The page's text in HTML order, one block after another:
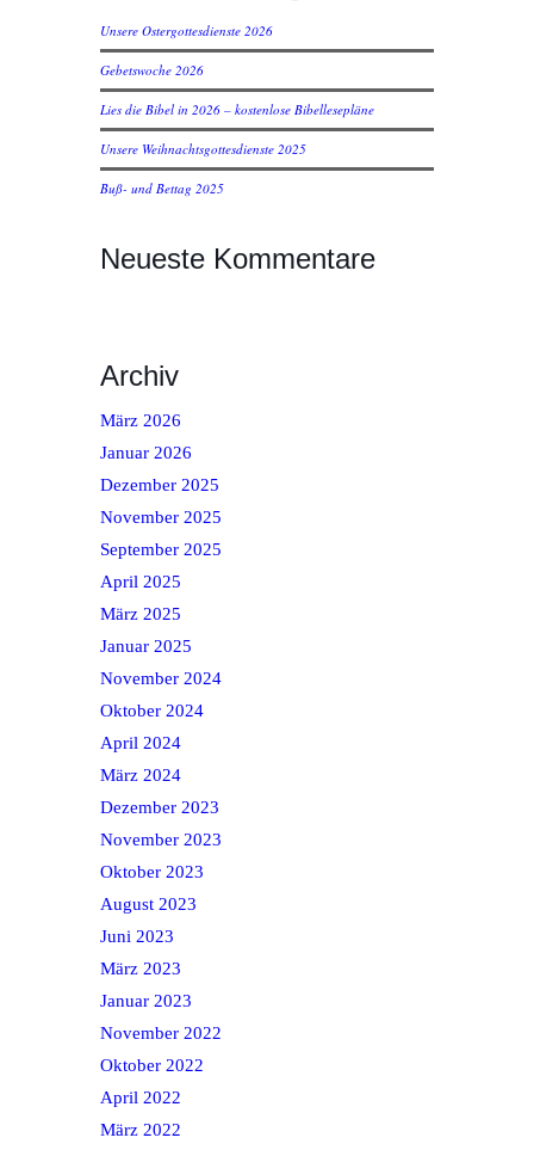
Unsere Ostergottesdienste 2026
Gebetswoche 2026
Lies die Bibel in 2026 – kostenlose Bibellesepläne
Unsere Weihnachtsgottesdienste 2025
Buß- und Bettag 2025
Neueste Kommentare
Archiv
März 2026
Januar 2026
Dezember 2025
November 2025
September 2025
April 2025
März 2025
Januar 2025
November 2024
Oktober 2024
April 2024
März 2024
Dezember 2023
November 2023
Oktober 2023
August 2023
Juni 2023
März 2023
Januar 2023
November 2022
Oktober 2022
April 2022
März 2022